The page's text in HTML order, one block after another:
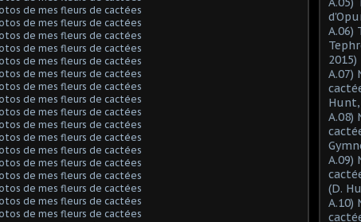
A.06)
2015)
A.07)
Hunt,
A.08)
A.09)
(D.
A.10)